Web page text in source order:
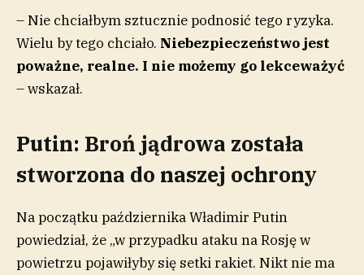
– Nie chciałbym sztucznie podnosić tego ryzyka.
Wielu by tego chciało. Niebezpieczeństwo jest
poważne, realne. I nie możemy go lekceważyć
– wskazał.
Putin: Broń jądrowa została
stworzona do naszej ochrony
Na początku października Władimir Putin
powiedział, że „w przypadku ataku na Rosję w
powietrzu pojawiłyby się setki rakiet. Nikt nie ma